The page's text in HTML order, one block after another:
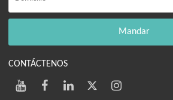
Mandar
CONTÁCTENOS